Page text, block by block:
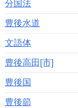
分国法
豊後水道
文語体
豊後高田[市]
豊後国
豊後節